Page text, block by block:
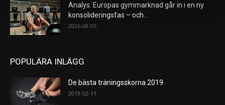
Analys: Europas gymmarknad går in i en ny
konsolideringsfas – och...
2026-08-05
POPULÄRA INLÄGG
De bästa träningsskorna 2019
2019-02-11